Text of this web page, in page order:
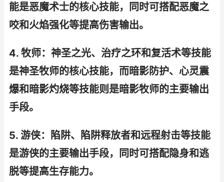
能是恶魔术士的核心技能，同时可搭配恶魔之
咬和火焰强化等提高伤害输出。
4. 牧师：神圣之光、治疗之环和复活术等技能
是神圣牧师的核心技能，而暗影防护、心灵震
爆和暗影灼烧等技能则是暗影牧师的主要输出
手段。
5. 游侠：陷阱、陷阱释放者和远程射击等技能
是游侠的主要输出手段，同时可搭配隐身和逃
脱等提高生存能力。